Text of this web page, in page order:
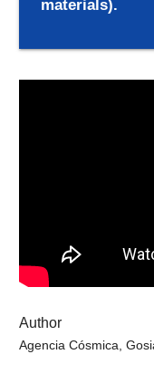
materials).
Author
Agencia Cósmica,